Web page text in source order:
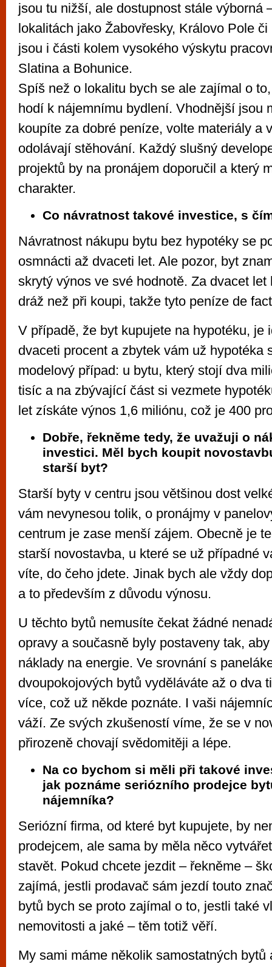
jsou tu nižší, ale dostupnost stále výborná
lokalitách jako Žabovřesky, Královo Pole
jsou i části kolem vysokého výskytu
Slatina a Bohunice.
Spíš než o lokalitu bych se ale zajímal o
hodí k nájemnímu bydlení. Vhodnější jsou
koupíte za dobré peníze, volte materiály a
odolávají stěhování. Každý slušný
projektů by na pronájem doporučil a který
charakter.
Co návratnost takové investice, s
Návratnost nákupu bytu bez hypotéky se
osmnácti až dvaceti let. Ale pozor, byt
skrytý výnos ve své hodnotě. Za dvacet let
dráž než při koupi, takže tyto peníze de
V případě, že byt kupujete na hypotéku, je
dvaceti procent a zbytek vám už hypotéka
modelový případ: u bytu, který stojí dva
tisíc a na zbývající část si vezmete
let získáte výnos 1,6 miliónu, což je 400
Dobře, řekněme tedy, že uvažuji o
investici. Měl bych koupit
starší byt?
Starší byty v centru jsou většinou dost
vám nevynesou tolik, o pronájmy v
centrum je zase menší zájem. Obecně je
starší novostavba, u které se už případné
víte, do čeho jdete. Jinak bych ale vždy
a to především z důvodu výnosu.
U těchto bytů nemusíte čekat žádné
opravy a současně byly postaveny tak,
náklady na energie. Ve srovnání s
dvoupokojových bytů vyděláváte až o dva
více, což už někde poznáte. I vaši
váží. Ze svých zkušeností víme, že se v
přirozeně chovají svědomitěji a lépe.
Na co bychom si měli při takové
jak poznáme seriózního prodejce
nájemníka?
Seriózní firma, od které byt kupujete, by
prodejcem, ale sama by měla něco
stavět. Pokud chcete jezdit – řekněme –
zajímá, jestli prodavač sám jezdí touto
bytů bych se proto zajímal o to, jestli také
nemovitosti a jaké – těm totiž věří.
My sami máme několik samostatných bytů